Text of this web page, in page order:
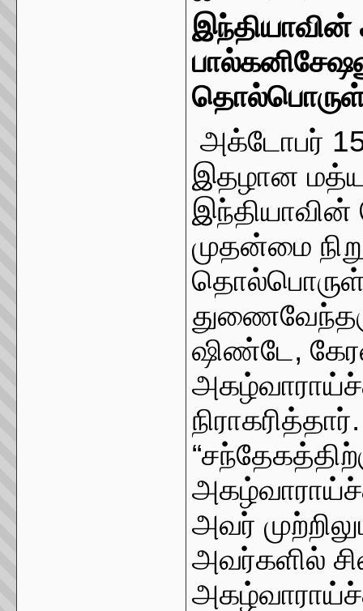
இந்தியாவின்
அக்டோபர்
இதழான
முதன்மை
ஷிண்டே,
அவர்
அவர்களில்